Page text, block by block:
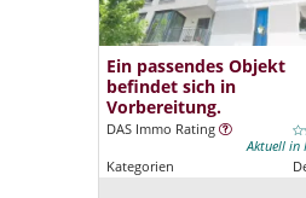
Ein passendes Objekt
befindet sich in
Vorbereitung.
DAS Immo Rating
Aktuell in
Kategorien